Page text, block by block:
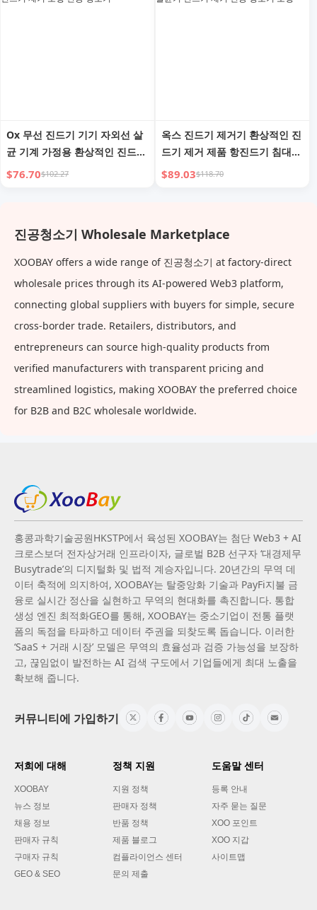
Ox 무선 진드기 기기 자외선 살
균 기계 가정용 환상적인 진드기
제거 제품 침구 진드기 제거 소
$76.70$102.27
옥스 진드기 제거기 환상적인 진
드기 제거 제품 항진드기 침대
가정용 자외선 살균기 진드기 제
$89.03$118.70
진공청소기 Wholesale Marketplace
XOOBAY offers a wide range of 진공청소기 at factory-direct
wholesale prices through its AI-powered Web3 platform,
connecting global suppliers with buyers for simple, secure
cross-border trade. Retailers, distributors, and
entrepreneurs can source high-quality products from
verified manufacturers with transparent pricing and
streamlined logistics, making XOOBAY the preferred choice
for B2B and B2C wholesale worldwide.
홍콩과학기술공원HKSTP에서 육성된 XOOBAY는 첨단 Web3 + AI
크로스보더 전자상거래 인프라이자, 글로벌 B2B 선구자 ‘대경제무
Busytrade’의 디지털화 및 법적 계승자입니다. 20년간의 무역 데
이터 축적에 의지하여, XOOBAY는 탈중앙화 기술과 PayFi지불 금
융로 실시간 정산을 실현하고 무역의 현대화를 촉진합니다. 통합
생성 엔진 최적화GEO를 통해, XOOBAY는 중소기업이 전통 플랫
폼의 독점을 타파하고 데이터 주권을 되찾도록 돕습니다. 이러한
‘SaaS + 거래 시장’ 모델은 무역의 효율성과 검증 가능성을 보장하
고, 끊임없이 발전하는 AI 검색 구도에서 기업들에게 최대 노출을
확보해 줍니다.
커뮤니티에 가입하기
저희에 대해
XOOBAY
뉴스 정보
채용 정보
판매자 규칙
구매자 규칙
GEO & SEO
정책 지원
지원 정책
판매자 정책
반품 정책
제품 블로그
컴플라이언스 센터
문의 제출
도움말 센터
등록 안내
자주 묻는 질문
XOO 포인트
XOO 지갑
사이트맵